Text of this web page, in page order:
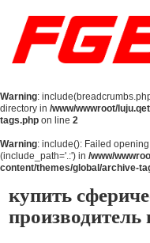
Главная
О Нас
Продукция
Новости
Warning:
directory in /www/wwwroot/
tags.php on line 2
Warning: include(): Failed
(include_path='.:') in /www/
content/themes/global/archive-
купить
производитель